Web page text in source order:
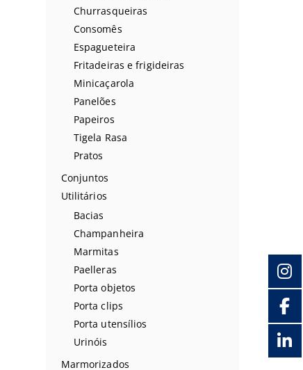
Churrasqueiras
Consomês
Espagueteira
Fritadeiras e frigideiras
Minicaçarola
Panelões
Papeiros
Tigela Rasa
Pratos
Conjuntos
Utilitários
Bacias
Champanheira
Marmitas
Paelleras
Porta objetos
Porta clips
Porta utensílios
Urinóis
Marmorizados